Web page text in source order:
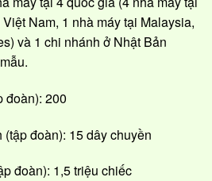
Nam, 1 nhà máy tại Malaysia,
và 1 chi nhánh ở Nhật Bản
đoàn): 200
đoàn): 15 dây chuyền
đoàn): 1,5 triệu chiếc